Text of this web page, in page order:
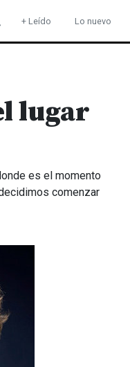
+ Leído Lo nuevo
lugar
es el momento
comenzar